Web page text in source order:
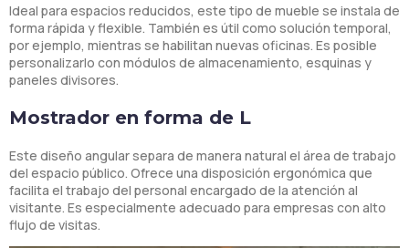
Ideal para espacios reducidos, este tipo de mueble se instala de
forma rápida y flexible. También es útil como solución temporal,
por ejemplo, mientras se habilitan nuevas oficinas. Es posible
personalizarlo con módulos de almacenamiento, esquinas y
paneles divisores.
Mostrador en forma de L
Este diseño angular separa de manera natural el área de trabajo
del espacio público. Ofrece una disposición ergonómica que
facilita el trabajo del personal encargado de la atención al
visitante. Es especialmente adecuado para empresas con alto
flujo de visitas.